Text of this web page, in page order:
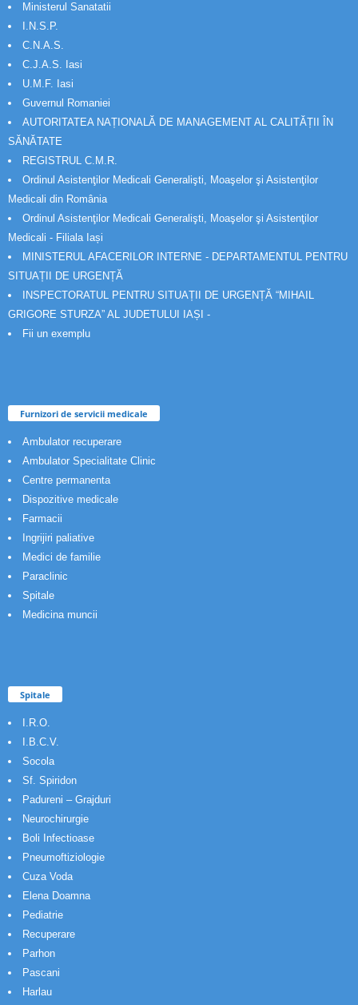
Ministerul Sanatatii
I.N.S.P.
C.N.A.S.
C.J.A.S. Iasi
U.M.F. Iasi
Guvernul Romaniei
AUTORITATEA NAȚIONALĂ DE MANAGEMENT AL CALITĂȚII ÎN
SĂNĂTATE
REGISTRUL C.M.R.
Ordinul Asistenţilor Medicali Generalişti, Moaşelor şi Asistenţilor
Medicali din România
Ordinul Asistenţilor Medicali Generalişti, Moaşelor şi Asistenţilor
Medicali - Filiala Iași
MINISTERUL AFACERILOR INTERNE - DEPARTAMENTUL PENTRU
SITUAȚII DE URGENȚĂ
INSPECTORATUL PENTRU SITUAȚII DE URGENȚĂ “MIHAIL
GRIGORE STURZA” AL JUDETULUI IAȘI -
Fii un exemplu
Furnizori de servicii medicale
Ambulator recuperare
Ambulator Specialitate Clinic
Centre permanenta
Dispozitive medicale
Farmacii
Ingrijiri paliative
Medici de familie
Paraclinic
Spitale
Medicina muncii
Spitale
I.R.O.
I.B.C.V.
Socola
Sf. Spiridon
Padureni – Grajduri
Neurochirurgie
Boli Infectioase
Pneumoftiziologie
Cuza Voda
Elena Doamna
Pediatrie
Recuperare
Parhon
Pascani
Harlau